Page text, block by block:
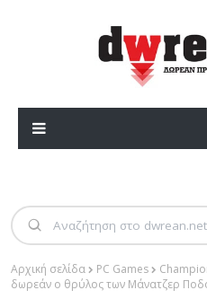
Αρχική σελίδα PC Games
δωρεάν ο θρύλος των Μάνατζερ